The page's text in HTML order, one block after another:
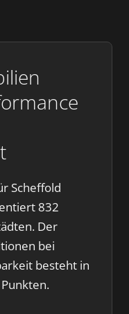
Scheffold
832
Der
bei
besteht in